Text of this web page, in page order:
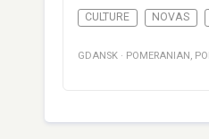
CULTURE NOVAS
GDANSK · POMERANIAN ,